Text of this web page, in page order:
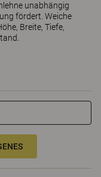
unabhängig
fördert. Weiche
Breite, Tiefe,